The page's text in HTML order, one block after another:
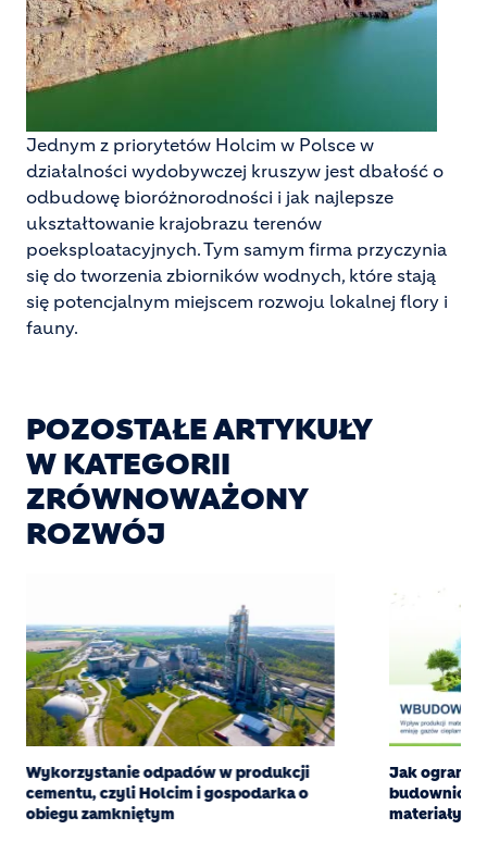
Jednym z priorytetów Holcim w Polsce w
działalności wydobywczej kruszyw jest dbałość o
odbudowę bioróżnorodności i jak najlepsze
ukształtowanie krajobrazu terenów
poeksploatacyjnych. Tym samym firma przyczynia
się do tworzenia zbiorników wodnych, które stają
się potencjalnym miejscem rozwoju lokalnej flory i
fauny.
POZOSTAŁE ARTYKUŁY
W KATEGORII
ZRÓWNOWAŻONY
ROZWÓJ
Wykorzystanie odpadów w produkcji
cementu, czyli Holcim i gospodarka o
obiegu zamkniętym
Jak
materiały i